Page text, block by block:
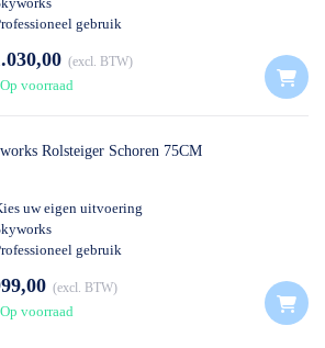
gebruik
excl. BTW
Op voorraad
Rolsteiger Schoren 75CM
uw eigen uitvoering
gebruik
excl. BTW
Op voorraad